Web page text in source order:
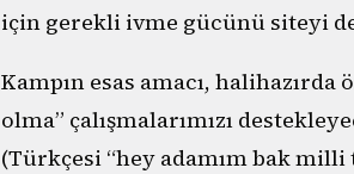
için gerekli ivme gücünü siteyi
Kampın esas amacı,
olma” çalışmalarımızı
(Türkçesi “hey adamım bak